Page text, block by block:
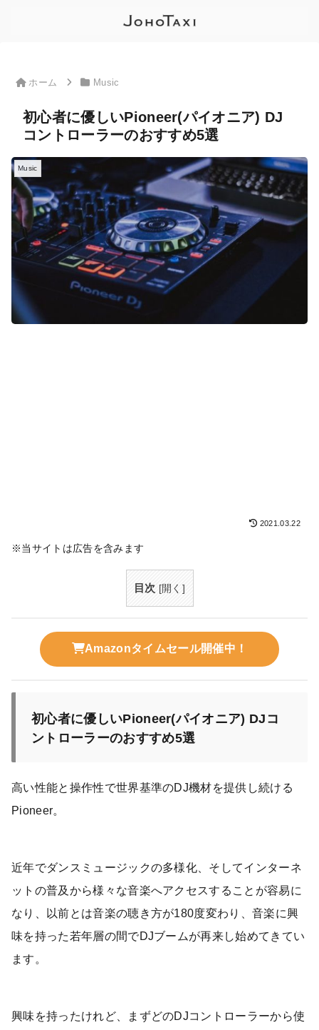
ホーム Music
初心者に優しいPioneer(パイオニア) DJ
コントローラーのおすすめ5選
Music
2021.03.22
※当サイトは広告を含みます
目次 [開く ]
Amazonタイムセール開催中！
初心者に優しいPioneer(パイオニア) DJコ
ントローラーのおすすめ5選
高い性能と操作性で世界基準のDJ機材を提供し続ける
Pioneer。
近年でダンスミュージックの多様化、そしてインターネ
ットの普及から様々な音楽へアクセスすることが容易に
なり、以前とは音楽の聴き方が180度変わり、音楽に興
味を持った若年層の間でDJブームが再来し始めてきてい
ます。
興味を持ったけれど、まずどのDJコントローラーから使